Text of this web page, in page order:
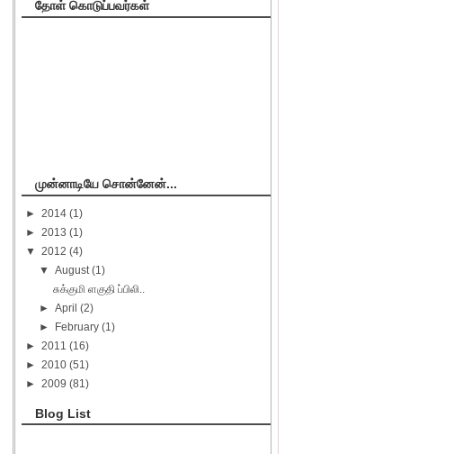
தோள் கொடுப்பவர்கள்
முன்னாடியே சொன்னேன்...
► 2014 (1)
► 2013 (1)
▼ 2012 (4)
▼ August(1)
சுக்குமி ளகுதி ப்பிலி..
► April (2)
►
February (1)
► 2011 (16)
► 2010 (51)
► 2009 (81)
Blog List